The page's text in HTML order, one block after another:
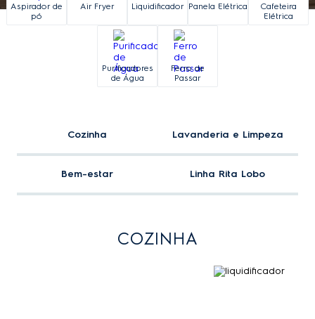
Aspirador de
pó
Air Fryer Liquidificador Panela Elétrica
Cafeteira
Elétrica
Purificadores
de Água
Ferro de
Passar
Cozinha Lavanderia e Limpeza
Bem-estar Linha Rita Lobo
COZINHA